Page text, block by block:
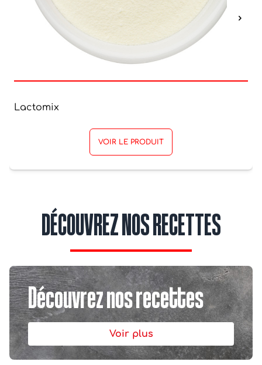
Lactomix
VOIR LE PRODUIT
DÉCOUVREZ NOS RECETTES
Découvrez nos recettes
Voir plus